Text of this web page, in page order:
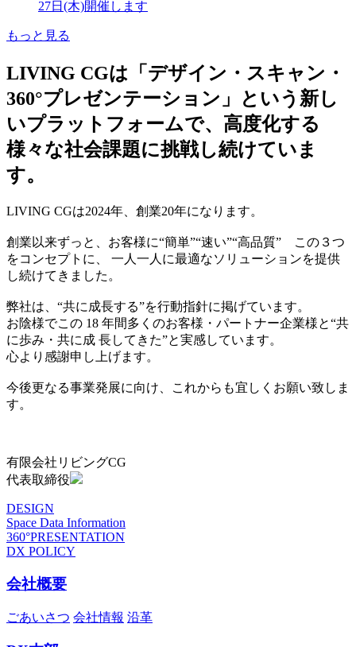
27日(木)開催します
もっと見る
LIVING CGは「デザイン・スキャン・
360°プレゼンテーション」という新し
いプラットフォームで、高度化する
様々な社会課題に挑戦し続けていま
す。
LIVING CGは2024年、創業20年になります。
創業以来ずっと、お客様に“簡単”“速い”“高品質” この３つ
をコンセプトに、 一人一人に最適なソリューションを提供
し続けてきました。
弊社は、“共に成長する”を行動指針に掲げています。
お陰様でこの 18 年間多くのお客様・パートナー企業様と“共
に歩み・共に成 長してきた”と実感しています。
心より感謝申し上げます。
今後更なる事業発展に向け、これからも宜しくお願い致しま
す。
有限会社リビングCG
代表取締役
DESIGN
Space Data Information
360°PRESENTATION
DX POLICY
会社概要
ごあいさつ 会社情報 沿革